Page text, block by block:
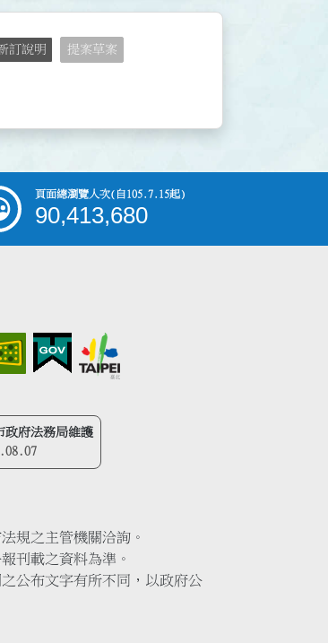
訂說明 提案草案
頁面總瀏覽人次(自105.7.15起)
90,413,680
政府法務局維護
規之主管機關洽詢。
刊載之資料為準。
公布文字有所不同，以政府公